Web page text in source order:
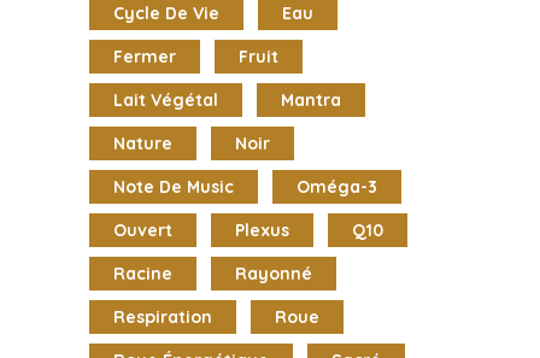
Cycle De Vie
Eau
Fermer
Fruit
Lait Végétal
Mantra
Nature
Noir
Note De Music
Oméga-3
Ouvert
Plexus
Q10
Racine
Rayonné
Respiration
Roue